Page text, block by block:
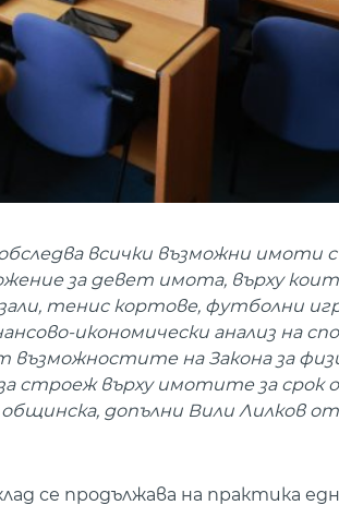
всички възможни имоти
за девет имота, върху
тенис кортове, футболни
икономически анализ на
възможностите на Закона за
строеж върху имотите за срок
допълни Вили Лилков
се продължава на практика